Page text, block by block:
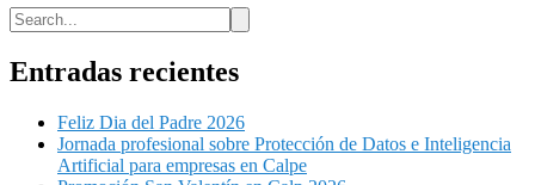
Entradas recientes
Feliz Dia del Padre 2026
Jornada profesional sobre Protección de Datos e Inteligencia
Artificial para empresas en Calpe